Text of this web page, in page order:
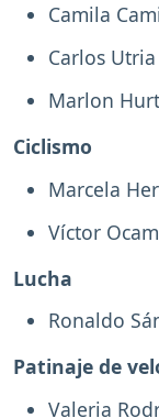
Camila
Carlos
Marlon
Ciclismo
Marcela
Víctor
Lucha
Ronaldo
Patinaje de
Valeria